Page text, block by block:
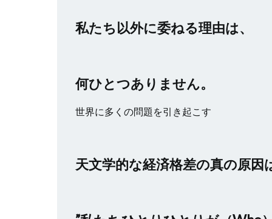
私たち以外に委ねる理由は、
何ひとつありません。
世界に多くの問題を引き起こす
天文学的な経済格差の真の原因